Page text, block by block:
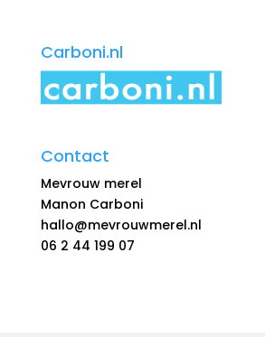
Carboni.nl
Contact
Mevrouw merel
Manon Carboni
hallo@mevrouwmerel.nl
06 2 44 199 07